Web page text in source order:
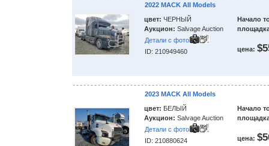
2022 MACK All Models
цвет: ЧЕРНЫЙ
Аукцион: Salvage Auction
Детали с фото
ID: 210949460
Начало
цена:
2023 MACK All Models
цвет: БЕЛЫЙ
Аукцион: Salvage Auction
Детали с фото
ID: 210880624
Начало
цена: